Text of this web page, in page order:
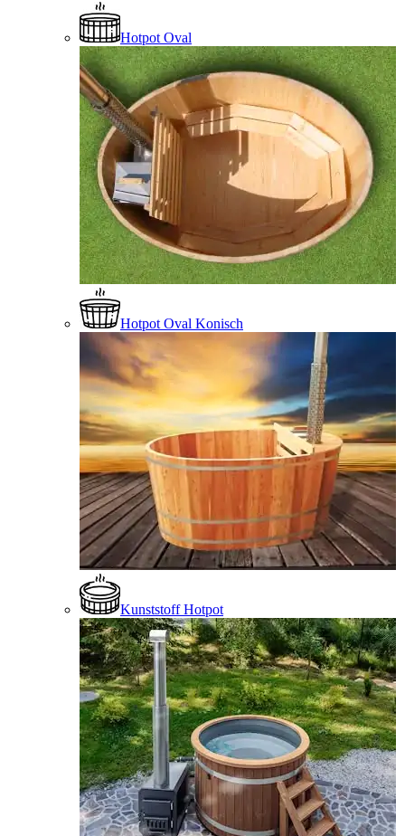
Hotpot Oval
Hotpot Oval Konisch
Kunststoff Hotpot